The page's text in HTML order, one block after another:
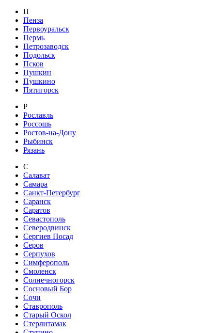
П
Пенза
Первоуральск
Пермь
Петрозаводск
Подольск
Псков
Пушкин
Пушкино
Пятигорск
Р
Рославль
Россошь
Ростов-на-Дону
Рыбинск
Рязань
С
Салават
Самара
Санкт-Петербург
Саранск
Саратов
Севастополь
Северодвинск
Сергиев Посад
Серов
Серпухов
Симферополь
Смоленск
Солнечногорск
Сосновый Бор
Сочи
Ставрополь
Старый Оскол
Стерлитамак